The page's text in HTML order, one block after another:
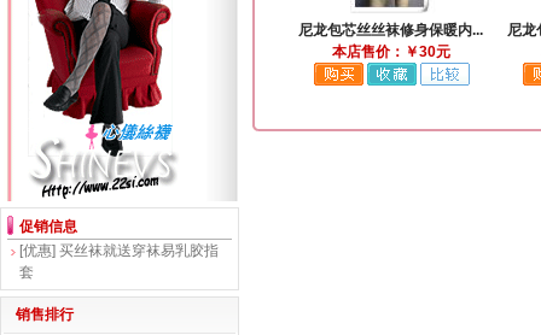
促销信息
[优惠] 买丝袜就送穿袜易乳胶指
套
销售排行
尼龙包芯丝丝袜修身保暖内...
本店售价：￥30元
尼龙